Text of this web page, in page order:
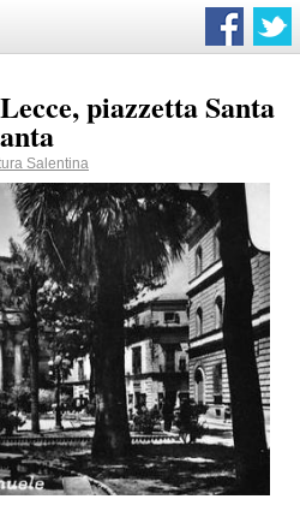
piazzetta Santa
Salentina